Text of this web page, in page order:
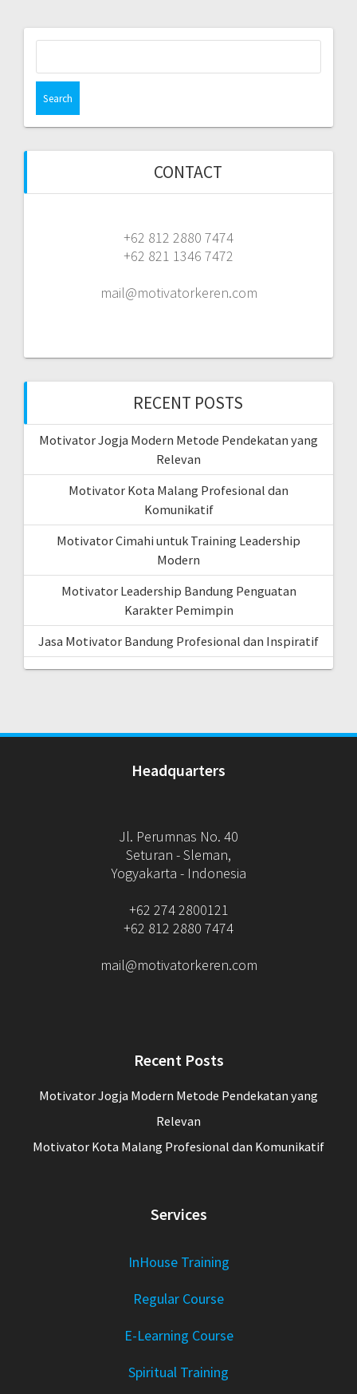
CONTACT
+62 812 2880 7474
+62 821 1346 7472
mail@motivatorkeren.com
RECENT POSTS
Motivator Jogja Modern Metode Pendekatan yang
Relevan
Motivator Kota Malang Profesional dan
Komunikatif
Motivator Cimahi untuk Training Leadership
Modern
Motivator Leadership Bandung Penguatan
Karakter Pemimpin
Jasa Motivator Bandung Profesional dan Inspiratif
Headquarters
Jl. Perumnas No. 40
Seturan - Sleman,
Yogyakarta - Indonesia
+62 274 2800121
+62 812 2880 7474
mail@motivatorkeren.com
Recent Posts
Motivator Jogja Modern Metode Pendekatan yang
Relevan
Motivator Kota Malang Profesional dan Komunikatif
Services
InHouse Training
Regular Course
E-Learning Course
Spiritual Training